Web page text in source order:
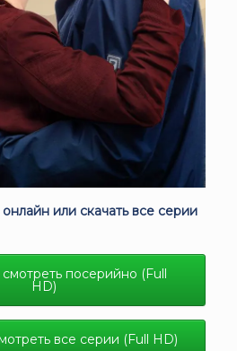
или скачать все серии
смотреть посерийно (Full
HD)
все серии (Full HD)